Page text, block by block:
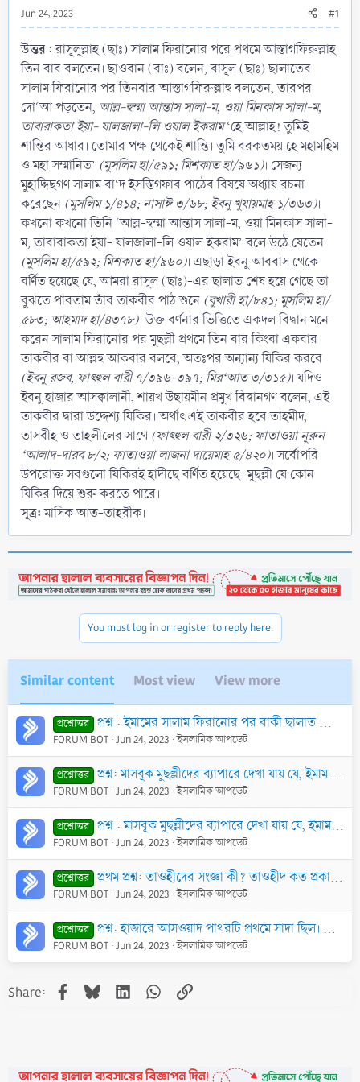
Jun 24, 2023 #1
উত্তর : রাসূলুল্লাহ (ছাঃ) সালাম ফিরানোর পরে প্রথমে আস্তাগফিরুল্লাহ
তিন বার বলতেন। ছাওবান (রাঃ) বলেন, রাসূল (ছাঃ) ছালাতের
সালাম ফিরানোর পর তিনবার আস্তাগফিরুল্লাহু বলতেন, তারপর
দো‘আ পড়তেন, আল্ল-হুম্মা আন্তাস সালা-ম, ওয়া মিনকাস সালা-ম,
তাবারাকতা ইয়া- যালজালা-লি ওয়াল ইকরাম‘হে আল্লাহ! তুমিই
শান্তির আধার। তোমার পক্ষ থেকেই শান্তি। তুমি বরকতময় হে মহামহিম
ও মহা সম্মানিত’ (মুসলিম হা/৫৯১; মিশকাত হা/৯৬১)। সেজন্য
মুহাদ্দিছগণ সালাম বা‘দ ইসস্তিগফার পাঠের বিষয়ে অধ্যায় রচনা
করেছেন (মুসলিম ১/৪১৪; নাসাঈ ৩/৬৮; ইবনু খুযায়মাহ ১/৩৬৩)।
কখনো কখনো তিনি ‘আল্ল-হুম্মা আন্তাস সালা-ম, ওয়া মিনকাস সালা-
ম, তাবারাকতা ইয়া- যালজালা-লি ওয়াল ইকরাম’ বলে উঠে যেতেন
(মুসলিম হা/৫৯২; মিশকাত হা/৯৬০)। এছাড়া ইবনু আববাস থেকে
বর্ণিত হয়েছে যে, আমরা রাসূল (ছাঃ)-এর ছালাত শেষ হয়ে গেছে তা
বুঝতে পারতাম তাঁর তাকবীর পাঠ শুনে (বুখারী হা/৮৪১; মুসলিম হা/
৫৮৩; আহমাদ হা/৪৩৭৮)। উক্ত বর্ণনার ভিত্তিতে একদল বিদ্বান মনে
করেন সালাম ফিরানোর পর মুছল্লী প্রথমে তিন বার কিংবা একবার
তাকবীর বা আল্লহু আকবার বলবে, অতঃপর অন্যান্য যিকির করবে
(ইবনু রজব, ফাৎহুল বারী ৭/৩৯৬-৩৯৭; মির‘আত ৩/৩১৫)। যদিও
ইবনু হাজার আসক্বালানী, শায়খ উছায়মীন প্রমুখ বিদ্বানগণ বলেন, এই
তাকবীর দ্বারা উদ্দেশ্য যিকির। অর্থাৎ এই তাকবীর হবে তাহমীদ,
তাসবীহ ও তাহলীলের সাথে (ফাৎহুল বারী ২/৩২৬; ফাতাওয়া নূরুন
‘আলাদ-দারব ৮/২; ফাতাওয়া লাজনা দায়েমাহ ৫/৪২০)। সর্বোপরি
উপরোক্ত সবগুলো যিকিরই হাদীছে বর্ণিত হয়েছে। মুছল্লী যে কোন
যিকির দিয়ে শুরু করতে পারে।
সূত্র:মাসিক আত-তাহরীক।
You must log in or register to reply here.
Similar content Most view View more
প্রশ্নোত্তর প্রশ্ন : ইমামের সালাম ফিরানোর পর বাকী ছালাত আদায়ের জন্য দাঁড়িয়ে প্রথমে রাফউল ইয়াদায়েন করতে হবে কি?
FORUM BOT Jun 24, 2023 ইসলামিক আপডেট
প্রশ্নোত্তর প্রশ্ন: মাসবূক মুছল্লীদের ব্যাপারে দেখা যায় যে, ইমাম প্রথম সালাম ফিরাতেই তারা বাকী রাক‘আতের জন্য দাঁড়াতে শুরু করেন। এটা শরী‘আসম্মত কি?
FORUM BOT Jun 24, 2023 ইসলামিক আপডেট
প্রশ্নোত্তর প্রশ্ন : মাসবূক মুছল্লীদের ব্যাপারে দেখা যায় যে, ইমাম প্রথম সালাম ফিরাতেই তারা বাকী রাক‘আতের জন্য দাঁড়াতে শুরু করেন। এটা শরী‘আসম্মত কি?
FORUM BOT Jun 24, 2023 ইসলামিক আপডেট
প্রশ্নোত্তর প্রথম প্রশ্ন: তাওহীদের সংজ্ঞা কী? তাওহীদ কত প্রকার?
FORUM BOT Jun 24, 2023 ইসলামিক আপডেট
প্রশ্নোত্তর প্রশ্ন: হাজারে আসওয়াদ পাথরটি প্রথমে সাদা ছিল। এটা এখন কালো হয়ে গেছে। এটা কালো কিভাবে হল?
FORUM BOT Jun 24, 2023 ইসলামিক আপডেট
Share: Facebook
BlueskyLinkedInWhatsApp
Link